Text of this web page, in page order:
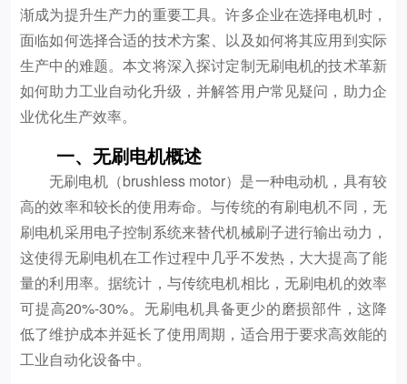
渐成为提升生产力的重要工具。许多企业在选择电机时，
面临如何选择合适的技术方案、以及如何将其应用到实际
生产中的难题。本文将深入探讨定制无刷电机的技术革新
如何助力工业自动化升级，并解答用户常见疑问，助力企
业优化生产效率。
一、无刷电机概述
无刷电机（brushless motor）是一种电动机，具有较
高的效率和较长的使用寿命。与传统的有刷电机不同，无
刷电机采用电子控制系统来替代机械刷子进行输出动力，
这使得无刷电机在工作过程中几乎不发热，大大提高了能
量的利用率。据统计，与传统电机相比，无刷电机的效率
可提高20%-30%。无刷电机具备更少的磨损部件，这降
低了维护成本并延长了使用周期，适合用于要求高效能的
工业自动化设备中。